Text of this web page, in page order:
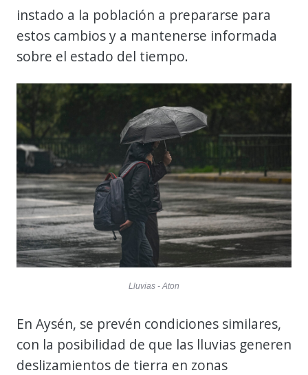
instado a la población a prepararse para
estos cambios y a mantenerse informada
sobre el estado del tiempo.
Lluvias - Aton
En Aysén, se prevén condiciones similares,
con la posibilidad de que las lluvias generen
deslizamientos de tierra en zonas